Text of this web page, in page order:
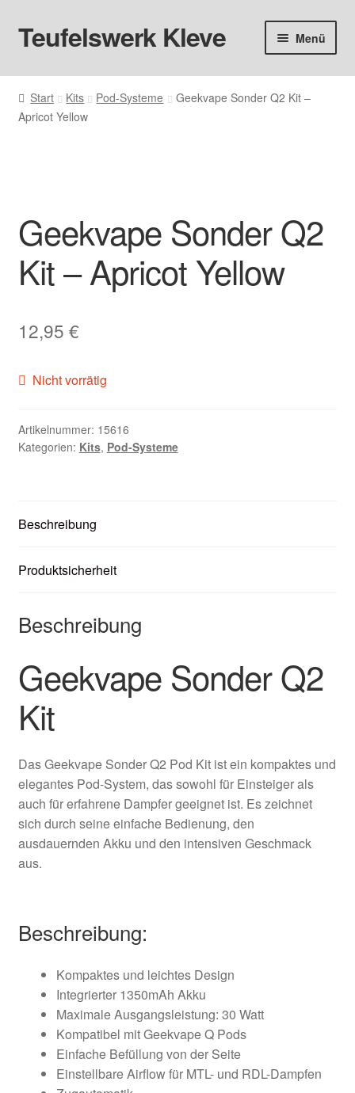
Zur
Navigation
Zum
Inhalt
Teufelswerk Kleve Menü
Startseite
Hardware
Big Puff
Aromen
Basen & Nikotin
Kontaktformular
Unsere Standorte
Start Kits Pod-Systeme
Geekvape Sonder Q2 Kit –
Apricot Yellow
Geekvape Sonder Q2
Kit – Apricot Yellow
12,95 €
Nicht vorrätig
Artikelnummer: 15616
Kategorien: Kits, Pod-Systeme
Beschreibung
Produktsicherheit
Beschreibung
Geekvape Sonder Q2
Kit
Das Geekvape Sonder Q2 Pod Kit ist ein kompaktes und
elegantes Pod-System, das sowohl für Einsteiger als
auch für erfahrene Dampfer geeignet ist. Es zeichnet
sich durch seine einfache Bedienung, den
ausdauernden Akku und den intensiven Geschmack
aus.
Beschreibung:
Kompaktes und leichtes Design
Integrierter 1350mAh Akku
Maximale Ausgangsleistung: 30 Watt
Kompatibel mit Geekvape Q Pods
Einfache Befüllung von der Seite
Einstellbare Airflow für MTL- und RDL-Dampfen